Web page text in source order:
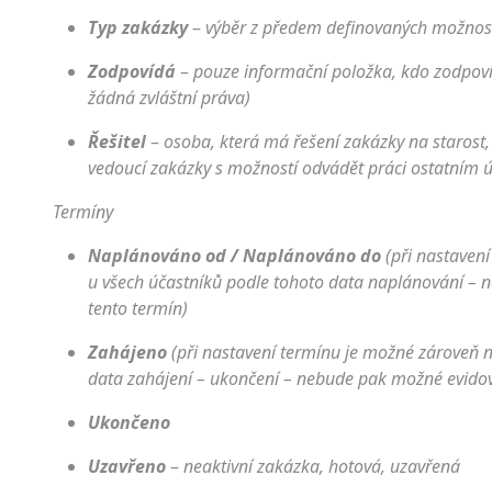
Typ zakázky– výběr z předem definovaných
Zodpovídá –pouze informační položka, kdo
žádná zvláštní práva)
Řešitel–osoba, která má řešení zakázky na
vedoucí zakázky s možností odvádět práci ostatním
Termíny
Naplánováno od / Naplánováno do(při
u všech účastníků podle tohoto data naplánování –
tento termín)
Zahájeno(při nastavení termínu je možné zároveň
data zahájení – ukončení – nebude pak možné
Ukončeno
Uzavřeno–neaktivní zakázka, hotová, uzavřená